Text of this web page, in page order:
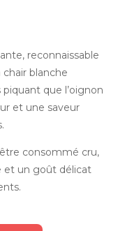
reconnaissable
chair blanche
que l’oignon
et une saveur
consommé cru,
et un goût délicat